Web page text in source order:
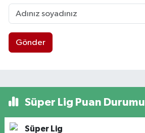
Gönder
Süper Lig Puan Durumu
Süper Lig